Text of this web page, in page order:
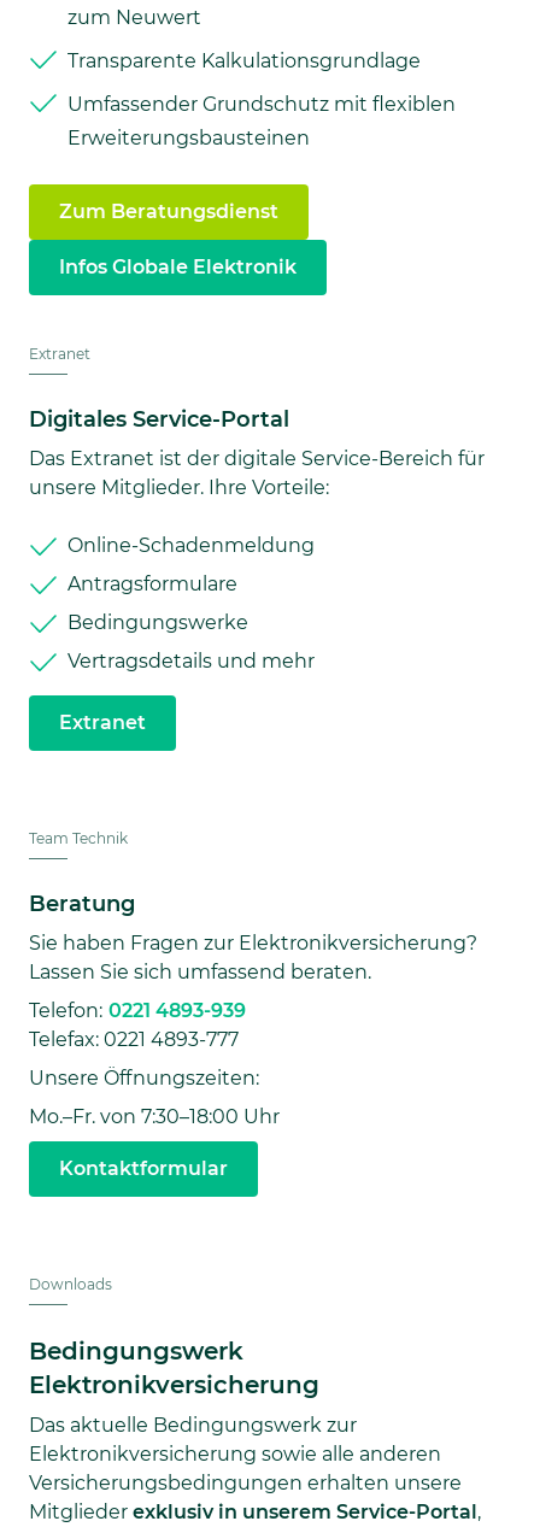
zum Neuwert
Transparente Kalkulationsgrundlage
Umfassender Grundschutz mit flexiblen
Erweiterungsbausteinen
Zum Beratungsdienst
Infos Globale Elektronik
Extranet
Digitales Service-Portal
Das Extranet ist der digitale Service-Bereich für
unsere Mitglieder. Ihre Vorteile:
Online-Schadenmeldung
Antragsformulare
Bedingungswerke
Vertragsdetails und mehr
Extranet
Team Technik
Beratung
Sie haben Fragen zur Elektronikversicherung?
Lassen Sie sich umfassend beraten.
Telefon: 0221 4893-939
Telefax: 0221 4893-777
Unsere Öffnungszeiten:
Mo.–Fr. von 7:30–18:00 Uhr
Kontaktformular
Downloads
Bedingungswerk
Elektronikversicherung
Das aktuelle Bedingungswerk zur
Elektronikversicherung sowie alle anderen
Versicherungsbedingungen erhalten unsere
Mitglieder exklusiv in unserem Service-Portal,